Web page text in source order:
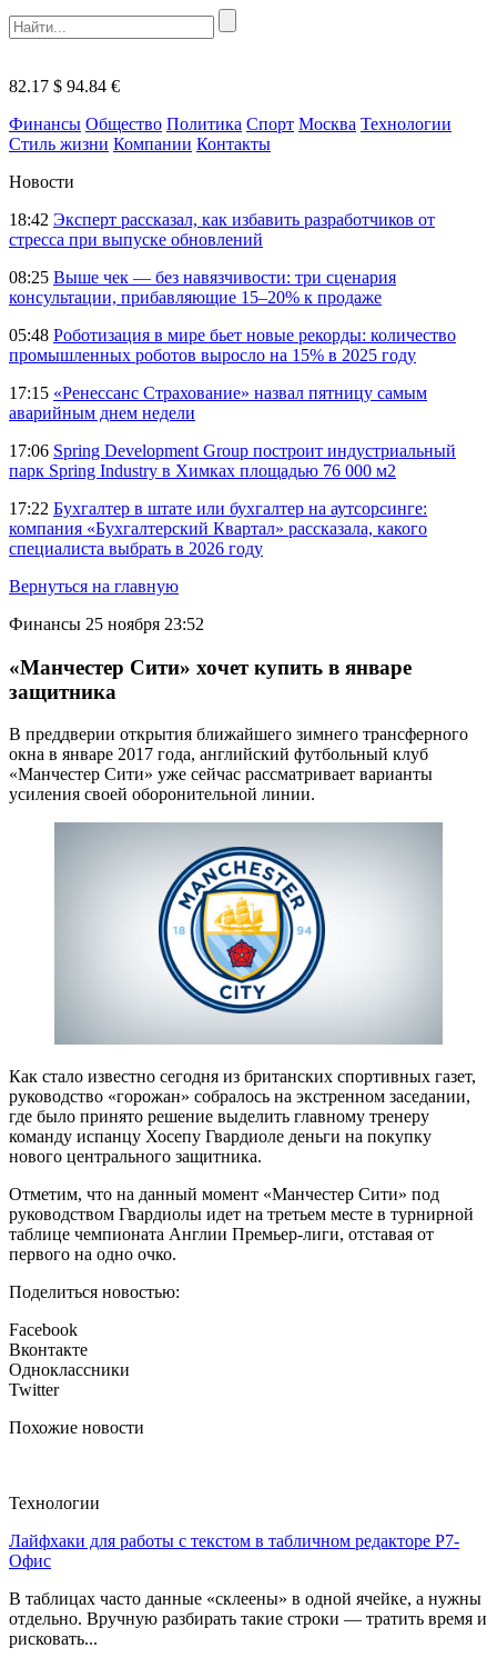
82.17 $ 94.84 €
Финансы Общество Политика Спорт Москва Технологии
Стиль жизни Компании Контакты
Новости
18:42 Эксперт рассказал, как избавить разработчиков от
стресса при выпуске обновлений
08:25 Выше чек — без навязчивости: три сценария
консультации, прибавляющие 15–20% к продаже
05:48 Роботизация в мире бьет новые рекорды: количество
промышленных роботов выросло на 15% в 2025 году
17:15 «Ренессанс Страхование» назвал пятницу самым
аварийным днем недели
17:06 Spring Development Group построит индустриальный
парк Spring Industry в Химках площадью 76 000 м2
17:22 Бухгалтер в штате или бухгалтер на аутсорсинге:
компания «Бухгалтерский Квартал» рассказала, какого
специалиста выбрать в 2026 году
Вернуться на главную
Финансы 25 ноября 23:52
«Манчестер Сити» хочет купить в январе
защитника
В преддверии открытия ближайшего зимнего трансферного
окна в январе 2017 года, английский футбольный клуб
«Манчестер Сити» уже сейчас рассматривает варианты
усиления своей оборонительной линии.
Как стало известно сегодня из британских спортивных газет,
руководство «горожан» собралось на экстренном заседании,
где было принято решение выделить главному тренеру
команду испанцу Хосепу Гвардиоле деньги на покупку
нового центрального защитника.
Отметим, что на данный момент «Манчестер Сити» под
руководством Гвардиолы идет на третьем месте в турнирной
таблице чемпионата Англии Премьер-лиги, отставая от
первого на одно очко.
Поделиться новостью:
Facebook
Вконтакте
Одноклассники
Twitter
Похожие новости
Технологии
Лайфхаки для работы с текстом в табличном редакторе Р7-
Офис
В таблицах часто данные «склеены» в одной ячейке, а нужны
отдельно. Вручную разбирать такие строки — тратить время и
рисковать...